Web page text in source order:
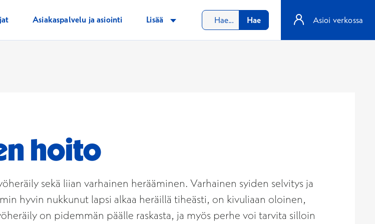
Asiakaspalvelu ja asiointi Lisää Hae Asioi verkossa
hoito
sekä liian varhainen herääminen. Varhainen syiden selvitys ja
hyvin nukkunut lapsi alkaa heräillä tiheästi, on kivuliaan oloinen,
on pidemmän päälle raskasta, ja myös perhe voi tarvita silloin